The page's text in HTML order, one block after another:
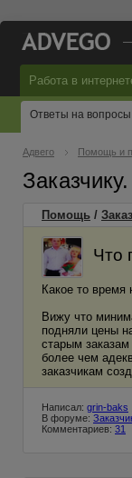
Работа в
Ответы на вопросы
Адвего Помощь и
Помощь /
Что
Какое то
Вижу что
подняли цены
старым
более чем
заказчикам
Написал: grin-baks
В форуме:
Комментариев: 31